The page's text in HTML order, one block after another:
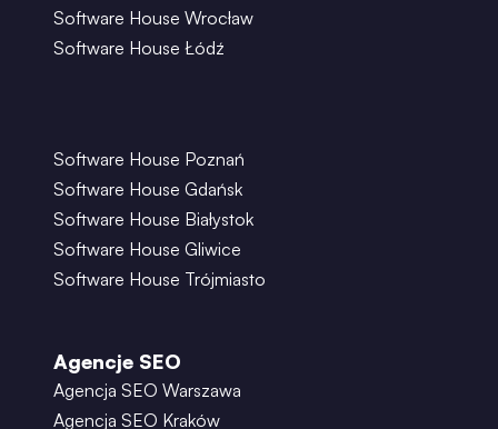
Software House Wrocław
Software House Łódź
Software House Poznań
Software House Gdańsk
Software House Białystok
Software House Gliwice
Software House Trójmiasto
Agencje SEO
Agencja SEO Warszawa
Agencja SEO Kraków